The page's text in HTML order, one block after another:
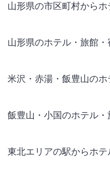
山形県の市区町村から
山形県のホテル・旅館・
米沢・赤湯・飯豊山の
飯豊山・小国のホテル
東北エリアの駅からホ